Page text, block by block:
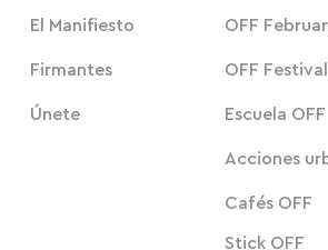
El Manifiesto
Firmantes
Únete
OFF
OFF Festival
Escuela OFF
Acciones
Cafés OFF
Stick OFF